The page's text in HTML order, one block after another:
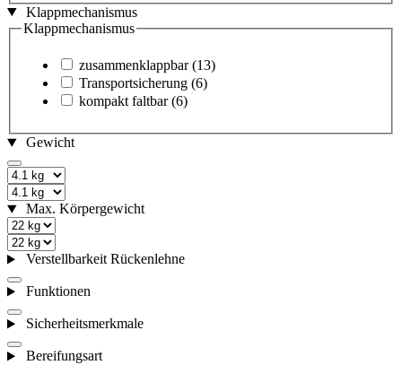
Klappmechanismus
Klappmechanismus
zusammenklappbar (13)
Transportsicherung (6)
kompakt faltbar (6)
Gewicht
Max. Körpergewicht
Verstellbarkeit Rückenlehne
Funktionen
Sicherheitsmerkmale
Bereifungsart